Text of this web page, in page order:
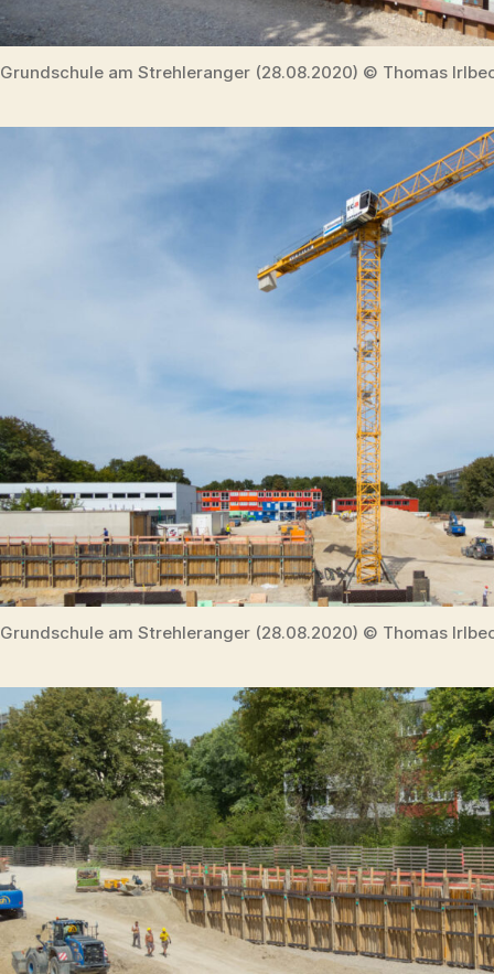
Grundschule am Strehleranger (28.08.2020) © Thomas
Grundschule am Strehleranger (28.08.2020) © Thomas